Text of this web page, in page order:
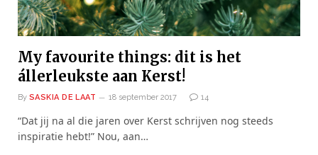
My favourite things: dit is het
állerleukste aan Kerst!
By SASKIA DE LAAT 18 september 2017 14
“Dat jij na al die jaren over Kerst schrijven nog steeds
inspiratie hebt!” Nou, aan…